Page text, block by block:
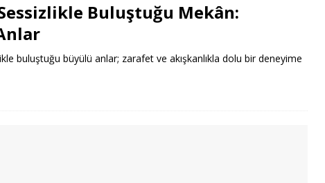
Buluştuğu Mekân:
buluştuğu büyülü anlar; zarafet ve akışkanlıkla dolu bir deneyime